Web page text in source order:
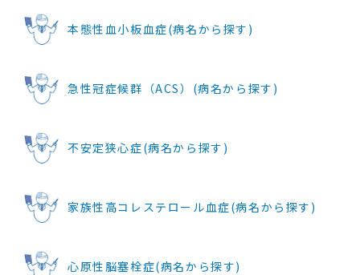
本態性血小板血症(病名から探す)
急性冠症候群（ACS）(病名から探す)
不安定狭心症(病名から探す)
家族性高コレステロール血症(病名から探す)
心原性脳塞栓症(病名から探す)